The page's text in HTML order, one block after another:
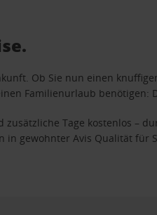
Ob Sie nun einen
Familienurlaub benötigen:
zusätzliche Tage kostenlos –
gewohnter Avis Qualität für